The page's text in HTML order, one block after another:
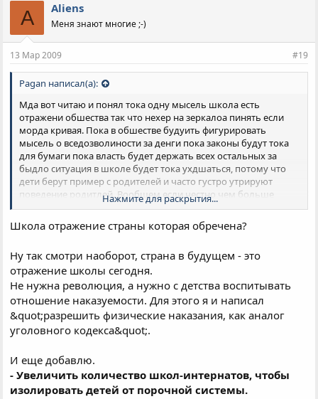
A Aliens
Меня знают многие ;-)
13 Мар 2009 #19
Pagan написал(а):
Мда вот читаю и понял тока одну мысель школа есть
отражени обшества так что нехер на зеркалоа пинять если
морда кривая. Пока в обшестве будуить фигурировать
мысель о вседозволиности за денги пока законы будут тока
для бумаги пока власть будет держать всех остальных за
быдло ситуация в школе будет тока ухдшаться, потому что
дети берут пример с родителей и часто густро утрируют
поведение родитлей. Вообшем если честно чем больше
смотри и читаю новости тем больше мне кажетсья что страна
уже обречена ее спасет или революяция изнутри и или
революция снаружи.
Нажмите для раскрытия...
Школа отражение страны которая обречена?
Ну так смотри наоборот, страна в будущем - это
отражение школы сегодня.
Не нужна революция, а нужно с детства воспитывать
отношение наказуемости. Для этого я и написал
&quot;разрешить физические наказания, как аналог
уголовного кодекса&quot;.
И еще добавлю.
- Увеличить количество школ-интернатов, чтобы
изолировать детей от порочной системы.